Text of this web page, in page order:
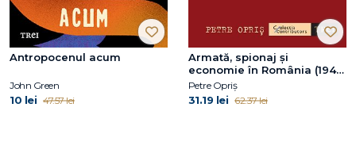
Antropocenul acum
John Green
10 lei 47.57 lei
Armată, spionaj și
economie în România (1945-
1991)
Petre Opriș
31.19 lei 62.37 lei